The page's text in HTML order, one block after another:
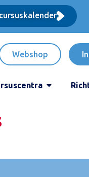
Webshop